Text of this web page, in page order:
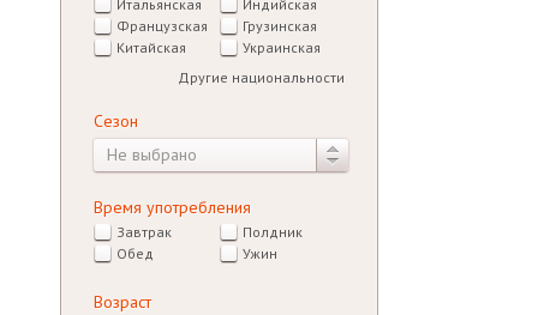
Итальянская
Индийская
Французская
Грузинская
Китайская
Украинская
Другие национальности
Сезон
Не выбрано
Время употребления
Завтрак
Полдник
Обед
Ужин
Возраст